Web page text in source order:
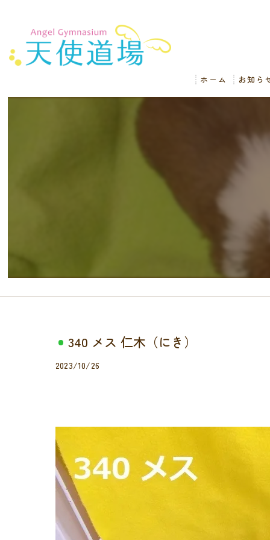
ホーム お知ら
340 メス 仁木（にき）
2023/10/26